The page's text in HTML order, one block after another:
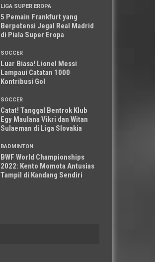
LIGA SUPER EROPA
5 Pemain Frankfurt yang
Berpotensi Jegal Real Madrid
di Piala Super Eropa
SOCCER
Luar Biasa! Lionel Messi
Lampaui Catatan 1000
Kontribusi Gol
SOCCER
Catat! Tanggal Bentrok Klub
Egy Maulana Vikri dan Witan
Sulaeman di Liga Slovakia
BADMINTON
BWF World Championships
2022: Kento Momota Antusias
Tampil di Kandang Sendiri